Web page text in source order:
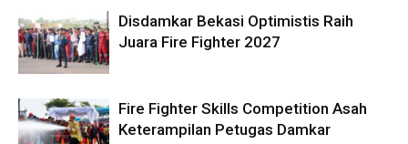
Disdamkar Bekasi Optimistis Raih
Juara Fire Fighter 2027
Fire Fighter Skills Competition Asah
Keterampilan Petugas Damkar